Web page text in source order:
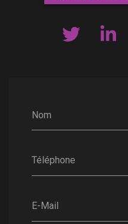
Nom
Téléphone
E-Mail